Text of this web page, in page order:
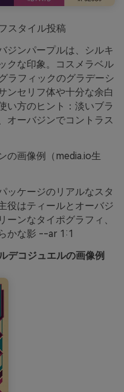
スタイル投稿
ジンパープルは、シルキ
クな印象。コスメラベル
ラフィックのグラデーシ
ンセリフ体や十分な余白
い方のヒント：淡いブラ
オーバジンでコントラス
の画像例（media.io生
ッケージのリアルなスタ
役はティールとオーバジ
ーンなタイポグラフィ、
かな影 --ar 1:1
デコジュエルの画像例